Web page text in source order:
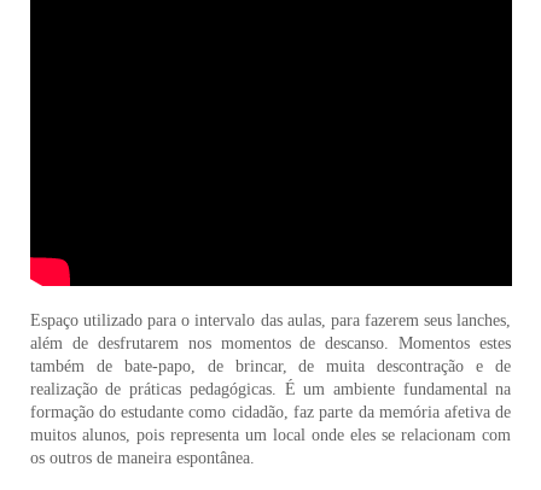
Espaço utilizado para o intervalo das aulas, para fazerem seus lanches,
além de desfrutarem nos momentos de descanso. Momentos estes
também de bate-papo, de brincar, de muita descontração e de
realização de práticas pedagógicas. É um ambiente fundamental na
formação do estudante como cidadão, faz parte da memória afetiva de
muitos alunos, pois representa um local onde eles se relacionam com
os outros de maneira espontânea.